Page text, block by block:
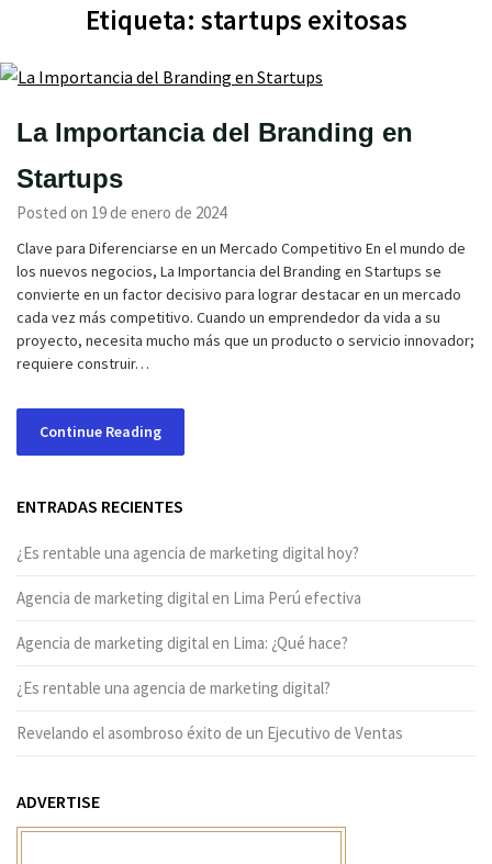
Etiqueta: startups exitosas
La Importancia del Branding en
Startups
Posted on 19 de enero de 2024
Clave para Diferenciarse en un Mercado Competitivo En el mundo de
los nuevos negocios, La Importancia del Branding en Startups se
convierte en un factor decisivo para lograr destacar en un mercado
cada vez más competitivo. Cuando un emprendedor da vida a su
proyecto, necesita mucho más que un producto o servicio innovador;
requiere construir…
Continue Reading
ENTRADAS RECIENTES
¿Es rentable una agencia de marketing digital hoy?
Agencia de marketing digital en Lima Perú efectiva
Agencia de marketing digital en Lima: ¿Qué hace?
¿Es rentable una agencia de marketing digital?
Revelando el asombroso éxito de un Ejecutivo de Ventas
ADVERTISE